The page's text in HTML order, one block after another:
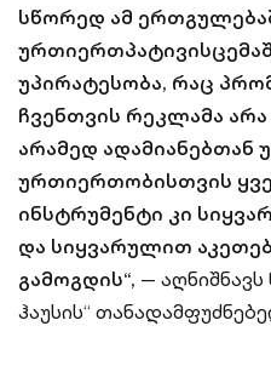
სწორედ ამ
უპირატესობა, რაც
ჩვენთვის რეკლამა
არამედ
ურთიერთობისთვის
ინსტრუმენტი კი
და სიყვარულით
გამოგდის“, —
ჰაუსის“